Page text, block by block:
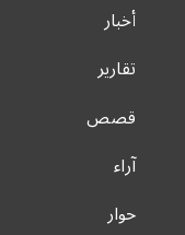
أخبار
تقارير
قصص
آراء
حوار